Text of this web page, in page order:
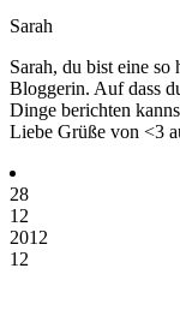
Sarah
Sarah, du bist eine so
Bloggerin. Auf dass
Dinge berichten
Liebe Grüße von <3
28
12
2012
12